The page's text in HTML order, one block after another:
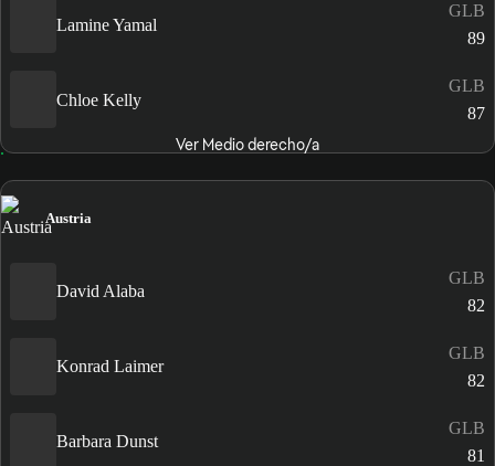
Lamine Yamal
GLB
89
Chloe Kelly
GLB
87
Ver Medio derecho/a
Austria
David Alaba
GLB
82
Konrad Laimer
GLB
82
Barbara Dunst
GLB
81